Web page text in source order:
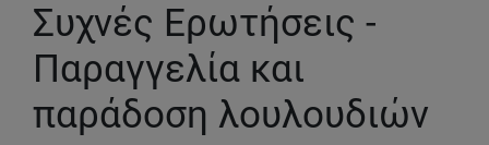
Συχνές Ερωτήσεις -
Παραγγελία και
παράδοση λουλουδιών